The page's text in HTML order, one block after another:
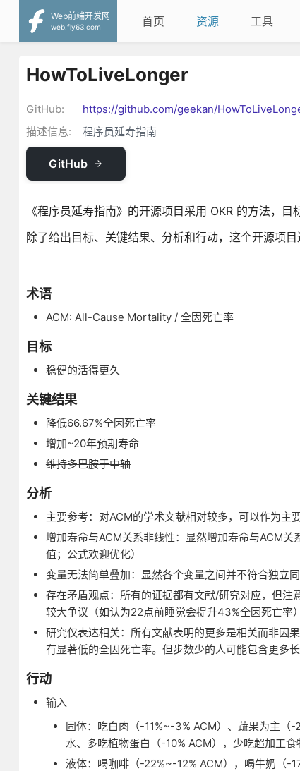
Web前端开发网
web.fly63.com
首页 资源 工具
HowToLiveLonger
GitHub:
https://github.com/geekan/
描述信息:
程序员延寿指南
GitHub
《程序员延寿指南》的开源项目采用 OKR 的方法，
除了给出目标、关键结果、分析和行动，这个开源项目
术语
ACM: All-Cause Mortality / 全因死亡率
目标
稳健的活得更久
关键结果
降低66.67%全因死亡率
增加~20年预期寿命
维持多巴胺于中轴
分析
主要参考：对ACM的学术文献相对较多，可以作为主
增加寿命与ACM关系非线性：显然增加寿命与ACM关
值；公式欢迎优化）
变量无法简单叠加：显然各个变量之间并不符合独立
存在矛盾观点：所有的证据都有文献/研究对应，但
较大争议（如认为22点前睡觉会提升43%全因死亡率）
研究仅表达相关：所有文献表明的更多是相关而非
有显著低的全因死亡率。但步数少的人可能包含更多
行动
输入
固体：吃白肉（-11%~-3% ACM）、蔬果为主
水、多吃植物蛋白（-10% ACM），少吃超加工食
液体：喝咖啡（-22%~-12% ACM），喝牛奶（-